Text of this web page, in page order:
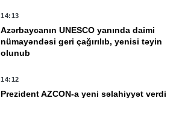
14:13
Azərbaycanın UNESCO yanında daimi
nümayəndəsi geri çağırılıb, yenisi təyin
olunub
14:12
Prezident AZCON-a yeni səlahiyyət verdi